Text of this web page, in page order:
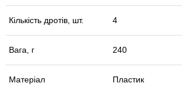
Кількість дротів, шт. 4
Вага, г 240
Матеріал Пластик